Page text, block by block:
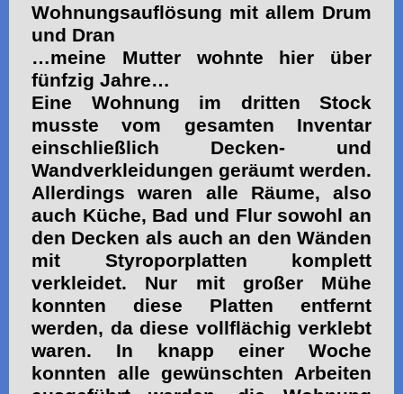
Wohnungsauflösung mit allem Drum
und Dran
…meine Mutter wohnte hier über
fünfzig Jahre…
Eine Wohnung im dritten Stock
musste vom gesamten Inventar
einschließlich Decken- und
Wandverkleidungen geräumt werden.
Allerdings waren alle Räume, also
auch Küche, Bad und Flur sowohl an
den Decken als auch an den Wänden
mit Styroporplatten komplett
verkleidet. Nur mit großer Mühe
konnten diese Platten entfernt
werden, da diese vollflächig verklebt
waren. In knapp einer Woche
konnten alle gewünschten Arbeiten